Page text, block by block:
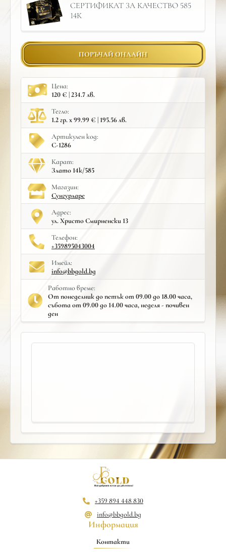
СЕРТИФИКАТ ЗА КАЧЕСТВО 585
14К
ПОРЪЧАЙ ОНЛАЙН
Цена:
120 € | 234.7 лв.
Тегло:
1.2 гр. x 99.99 € | 195.56 лв.
Артикулен код:
С-1286
Карат:
Злато 14к/585
Mагазин:
Сунгурларе
Адрес:
ул. Христо Смирненски 13
Телефон:
+359895043004
Имейл:
info@bbgold.bg
Работно време:
От понеделник до петък от 09.00 до 18.00 часа,
събота от 09.00 до 14.00 часа, неделя - почивен
ден
+359 894 448 830
info@bbgold.bg
Информация
Контакти